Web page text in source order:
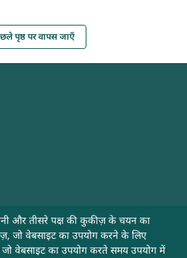
और तीसरे पक्ष की कुकीज़ के चयन का
जो वेबसाइट का उपयोग करने के लिए
वेबसाइट का उपयोग करते समय उपयोग में
पृष्ठ पर वापस जाएँ